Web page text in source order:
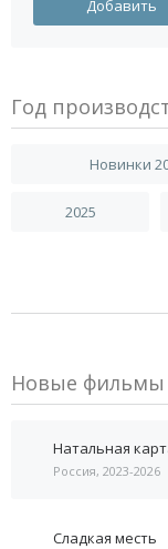
Год
Новинки
2025
Новые фильмы
Натальная
Россия, 2023-2026
Сладкая месть